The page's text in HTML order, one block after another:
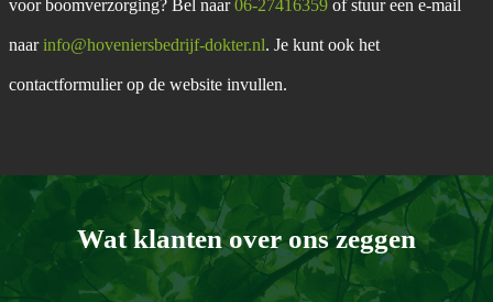
voor boomverzorging? Bel naar06-27416359of stuur een e-mail
naarinfo@hoveniersbedrijf-dokter.nl. Je kunt ook het
contactformulier op de website invullen.
Wat klanten over ons zeggen